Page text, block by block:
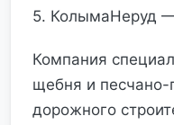
5. КолымаНеруд
Компания
щебня и песчано-
дорожного